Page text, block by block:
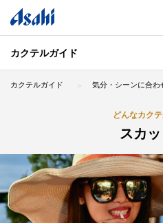
カクテルガイド
カクテルガイド 気分・シーンに合わ
どんなカク
スカッ